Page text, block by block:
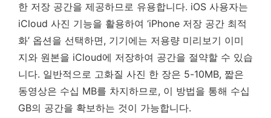
한 저장 공간을 제공하므로 유용합니다. iOS 사용자는
iCloud 사진 기능을 활용하여 ‘iPhone 저장 공간 최적
화’ 옵션을 선택하면, 기기에는 저용량 미리보기 이미
지와 원본을 iCloud에 저장하여 공간을 절약할 수 있습
니다. 일반적으로 고화질 사진 한 장은 5-10MB, 짧은
동영상은 수십 MB를 차지하므로, 이 방법을 통해 수십
GB의 공간을 확보하는 것이 가능합니다.